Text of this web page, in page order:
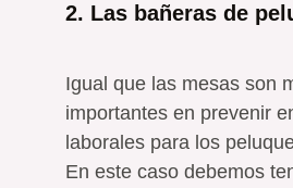
2. Las bañeras de
Igual que las mesas son
importantes en prevenir
laborales para los
En este caso debemos